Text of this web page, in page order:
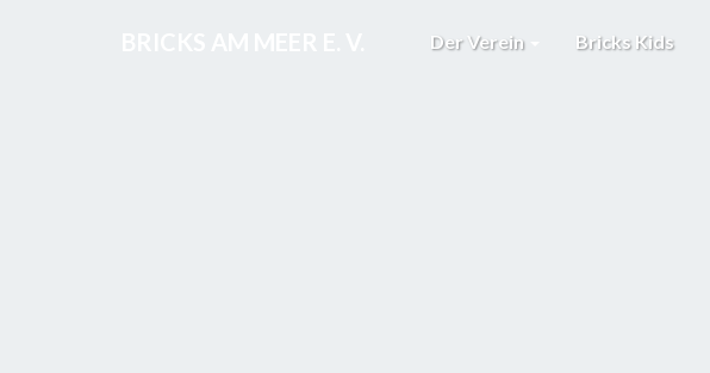
Der Verein Bricks Kids